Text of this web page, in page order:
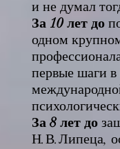
и не думал
За 10 лет до
одном
первые шаги в
За 8 лет до
Н.В.Липеца,